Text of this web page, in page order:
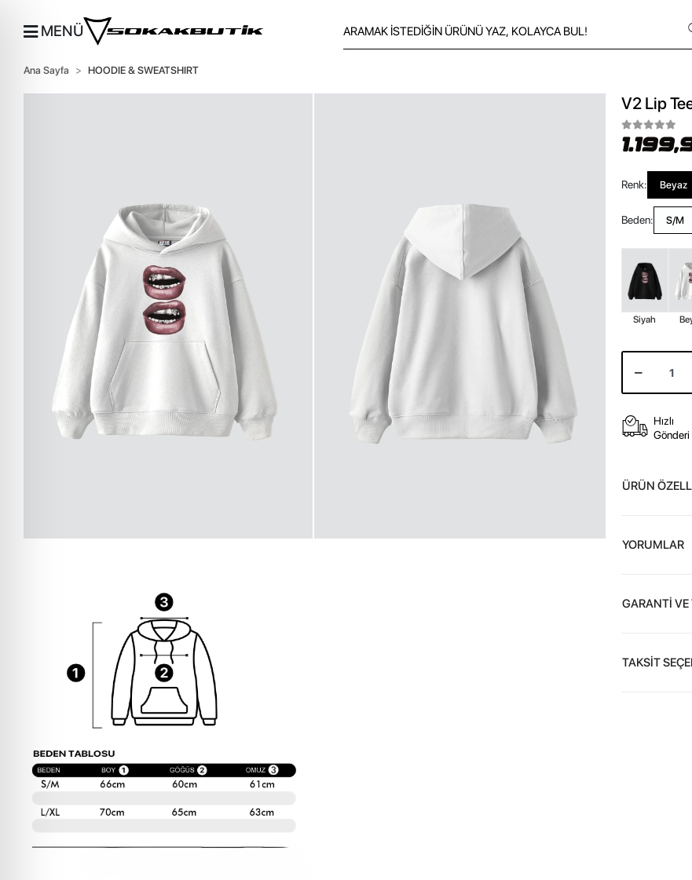
MENÜ
Ana Sayfa HOODIE & SWEATSHIRT
V2 Lip
Renk: Beyaz
Beden: S/M
Siyah
Hızlı
Gönderi
ÜRÜN
YORUMLAR
GARANTİ VE
TAKSİT